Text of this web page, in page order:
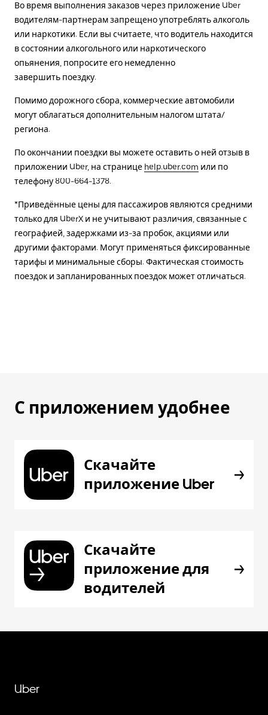
Во время выполнения заказов через приложение Uber
водителям-партнерам запрещено употреблять алкоголь
или наркотики. Если вы считаете, что водитель находится
в состоянии алкогольного или наркотического
опьянения, попросите его немедленно
завершить поездку.
Помимо дорожного сбора, коммерческие автомобили
могут облагаться дополнительным налогом штата/
региона.
По окончании поездки вы можете оставить о ней отзыв в
приложении Uber, на странице help.uber.com или по
телефону 800-664-1378.
*Приведённые цены для пассажиров являются средними
только для UberX и не учитывают различия, связанные с
географией, задержками из-за пробок, акциями или
другими факторами. Могут применяться фиксированные
тарифы и минимальные сборы. Фактическая стоимость
поездок и запланированных поездок может отличаться.
С приложением удобнее
Скачайте
приложение Uber
Скачайте
приложение для
водителей
Uber